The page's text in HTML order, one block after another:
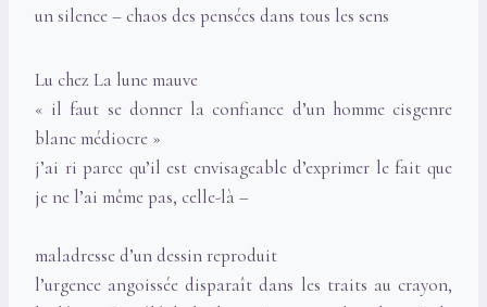
un silence – chaos des pensées dans tous les sens
Lu chez La lune mauve
« il faut se donner la confiance d’un homme cisgenre
blanc médiocre »
j’ai ri parce qu’il est envisageable d’exprimer le fait que
je ne l’ai même pas, celle-là –
maladresse d’un dessin reproduit
l’urgence angoissée disparaît dans les traits au crayon,